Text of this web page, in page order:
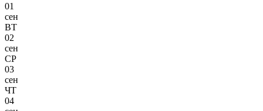
01
сен
ВТ
02
сен
СР
03
сен
ЧТ
04